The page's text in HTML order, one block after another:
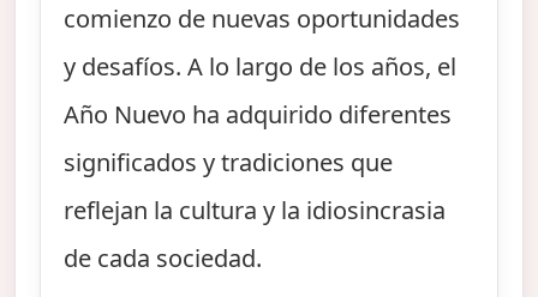
comienzo de nuevas oportunidades
y desafíos. A lo largo de los años, el
Año Nuevo ha adquirido diferentes
significados y tradiciones que
reflejan la cultura y la idiosincrasia
de cada sociedad.